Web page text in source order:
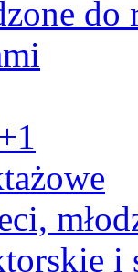
i